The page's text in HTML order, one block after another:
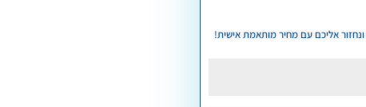
אליכם עם מחיר מותאמת אישית!